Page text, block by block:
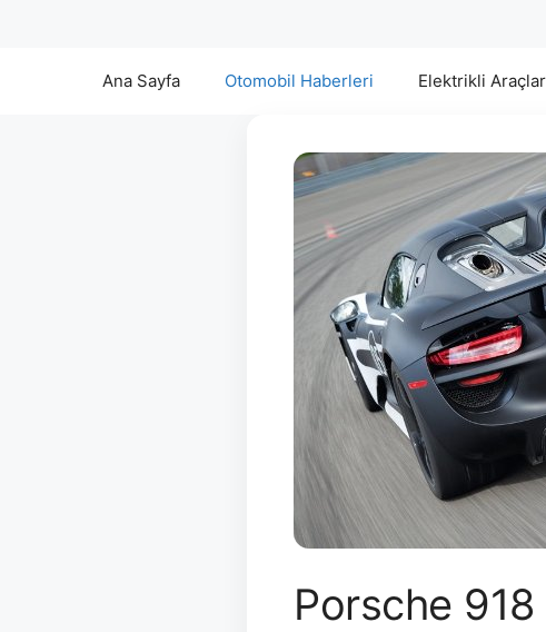
Ana Sayfa Otomobil Haberleri Elektrikli Araçlar
Porsche